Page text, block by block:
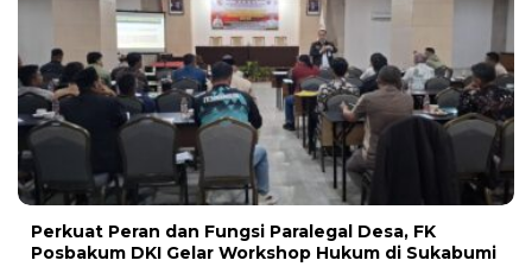
Perkuat Peran dan Fungsi Paralegal Desa, FK
Posbakum DKI Gelar Workshop Hukum di Sukabumi